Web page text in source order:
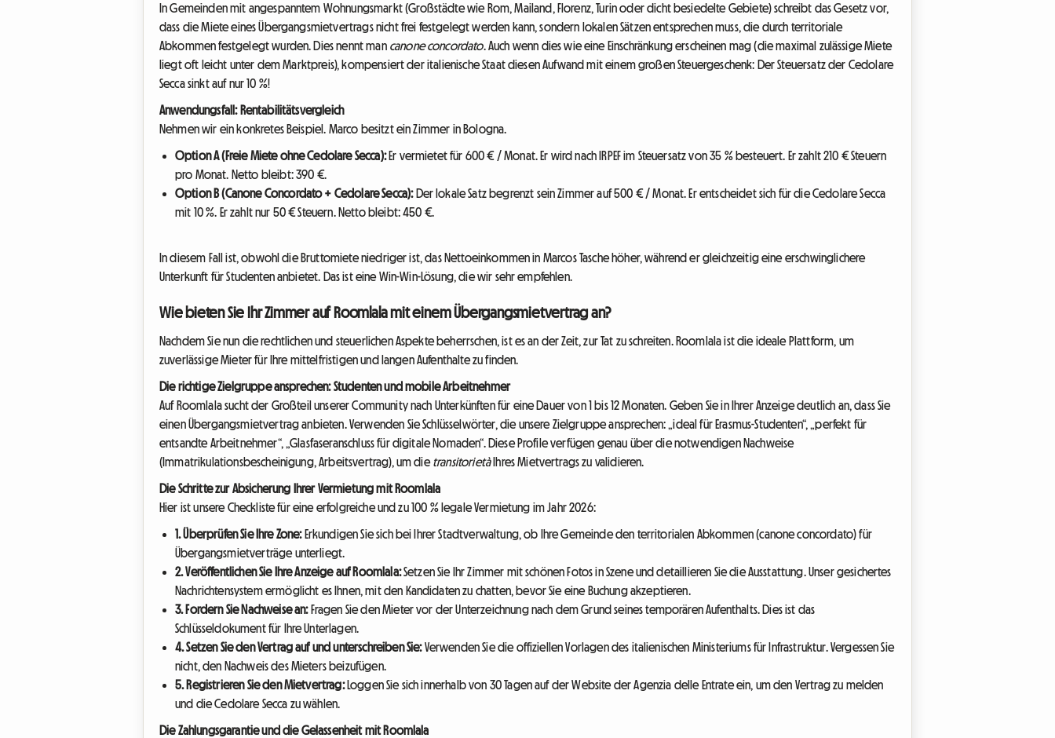
In Gemeinden mit angespanntem Wohnungsmarkt (Großstädte wie Rom, Mailand, Florenz, Turin oder dicht besiedelte Gebiete) schreibt das Gesetz vor,
dass die Miete eines Übergangsmietvertrags nicht frei festgelegt werden kann, sondern lokalen Sätzen entsprechen muss, die durch territoriale
Abkommen festgelegt wurden. Dies nennt man canone concordato. Auch wenn dies wie eine Einschränkung erscheinen mag (die maximal zulässige Miete
liegt oft leicht unter dem Marktpreis), kompensiert der italienische Staat diesen Aufwand mit einem großen Steuergeschenk: Der Steuersatz der Cedolare
Secca sinkt auf nur 10 %!
Anwendungsfall: Rentabilitätsvergleich
Nehmen wir ein konkretes Beispiel. Marco besitzt ein Zimmer in Bologna.
Option A (Freie Miete ohne Cedolare Secca):Er vermietet für 600 € / Monat. Er wird nach IRPEF im Steuersatz von 35 % besteuert. Er zahlt 210 € Steuern
pro Monat. Netto bleibt: 390 €.
Option B (Canone Concordato + Cedolare Secca):Der lokale Satz begrenzt sein Zimmer auf 500 € / Monat. Er entscheidet sich für die Cedolare Secca
mit 10 %. Er zahlt nur 50 € Steuern. Netto bleibt: 450 €.
In diesem Fall ist, obwohl die Bruttomiete niedriger ist, das Nettoeinkommen in Marcos Tasche höher, während er gleichzeitig eine erschwinglichere
Unterkunft für Studenten anbietet. Das ist eine Win-Win-Lösung, die wir sehr empfehlen.
Wie bieten Sie Ihr Zimmer auf Roomlala mit einem Übergangsmietvertrag an?
Nachdem Sie nun die rechtlichen und steuerlichen Aspekte beherrschen, ist es an der Zeit, zur Tat zu schreiten. Roomlala ist die ideale Plattform, um
zuverlässige Mieter für Ihre mittelfristigen und langen Aufenthalte zu finden.
Die richtige Zielgruppe ansprechen: Studenten und mobile Arbeitnehmer
Auf Roomlala sucht der Großteil unserer Community nach Unterkünften für eine Dauer von 1 bis 12 Monaten. Geben Sie in Ihrer Anzeige deutlich an, dass Sie
einen Übergangsmietvertrag anbieten. Verwenden Sie Schlüsselwörter, die unsere Zielgruppe ansprechen: „ideal für Erasmus-Studenten“, „perfekt für
entsandte Arbeitnehmer“, „Glasfaseranschluss für digitale Nomaden“. Diese Profile verfügen genau über die notwendigen Nachweise
(Immatrikulationsbescheinigung, Arbeitsvertrag), um dietransitorietàIhres Mietvertrags zu validieren.
Die Schritte zur Absicherung Ihrer Vermietung mit Roomlala
Hier ist unsere Checkliste für eine erfolgreiche und zu 100 % legale Vermietung im Jahr 2026:
1. Überprüfen Sie Ihre Zone:Erkundigen Sie sich bei Ihrer Stadtverwaltung, ob Ihre Gemeinde den territorialen Abkommen (canone concordato) für
Übergangsmietverträge unterliegt.
2. Veröffentlichen Sie Ihre Anzeige auf Roomlala:Setzen Sie Ihr Zimmer mit schönen Fotos in Szene und detaillieren Sie die Ausstattung. Unser gesichertes
Nachrichtensystem ermöglicht es Ihnen, mit den Kandidaten zu chatten, bevor Sie eine Buchung akzeptieren.
3. Fordern Sie Nachweise an:Fragen Sie den Mieter vor der Unterzeichnung nach dem Grund seines temporären Aufenthalts. Dies ist das
Schlüsseldokument für Ihre Unterlagen.
4. Setzen Sie den Vertrag auf und unterschreiben Sie:Verwenden Sie die offiziellen Vorlagen des italienischen Ministeriums für Infrastruktur. Vergessen Sie
nicht, den Nachweis des Mieters beizufügen.
5. Registrieren Sie den Mietvertrag:Loggen Sie sich innerhalb von 30 Tagen auf der Website der Agenzia delle Entrate ein, um den Vertrag zu melden
und die Cedolare Secca zu wählen.
Die Zahlungsgarantie und die Gelassenheit mit Roomlala